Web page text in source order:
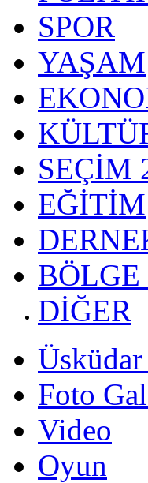
SPOR
YAŞAM
SEÇİM
EĞİTİM
DİĞER
Foto
Video
Oyun